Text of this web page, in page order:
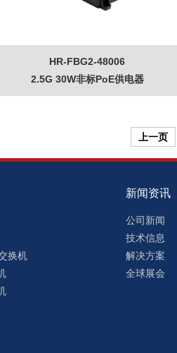
HR-FBG2-48006
2.5G 30W非标PoE供电器
上一页
换机
新闻资讯
公司新闻
技术信息
解决方案
全球展会